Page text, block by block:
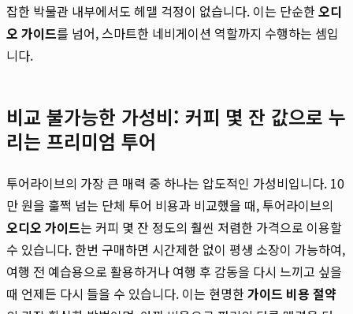
잡한 박물관 내부에서도 헤맬 걱정이 없습니다. 이는 단순한오디
오 가이드를 넘어, 스마트한 네비게이션 역할까지 수행하는 셈입
니다.
비교 불가능한 가성비: 커피 몇 잔 값으로 누
리는 프리미엄 투어
투어라이브의 가장 큰 매력 중 하나는 압도적인 가성비입니다. 10
만 원을 훌쩍 넘는 단체 투어 비용과 비교했을 때, 투어라이브의
오디오 가이드는 커피 몇 잔 정도의 훨씬 저렴한 가격으로 이용할
수 있습니다. 한번 구매하면 시간제한 없이 평생 소장이 가능하여,
여행 전 예습용으로 활용하거나 여행 후 감동을 다시 느끼고 싶을
때 언제든 다시 들을 수 있습니다. 이는 현명한가이드 비용 절약